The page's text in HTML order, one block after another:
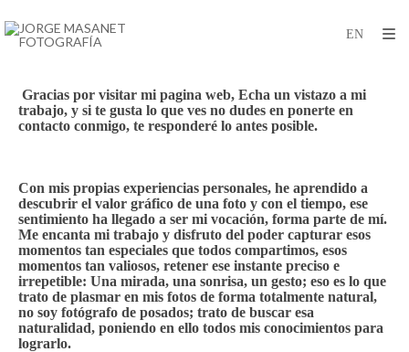
Gracias por visitar mi pagina web, Echa un vistazo a mi
trabajo, y si te gusta lo que ves no dudes en ponerte en
contacto conmigo, te responderé lo antes posible.
Con mis propias experiencias personales, he aprendido a
descubrir el valor gráfico de una foto y con el tiempo, ese
sentimiento ha llegado a ser mi vocación, forma parte de mí.
Me encanta mi trabajo y disfruto del poder capturar esos
momentos tan especiales que todos compartimos, esos
momentos tan valiosos, retener ese instante preciso e
irrepetible: Una mirada, una sonrisa, un gesto; eso es lo que
trato de plasmar en mis fotos de forma totalmente natural,
no soy fotógrafo de posados; trato de buscar esa
naturalidad, poniendo en ello todos mis conocimientos para
lograrlo.